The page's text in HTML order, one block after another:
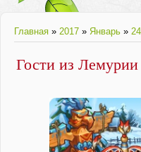
Главная » 2017 » Январь » 24
Гости из Лемурии